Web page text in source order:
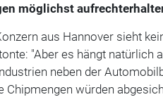
möglichst
aus Hannover sieht
"Aber es hängt natürlich
neben der
Chipmengen würden